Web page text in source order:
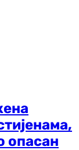
опасан